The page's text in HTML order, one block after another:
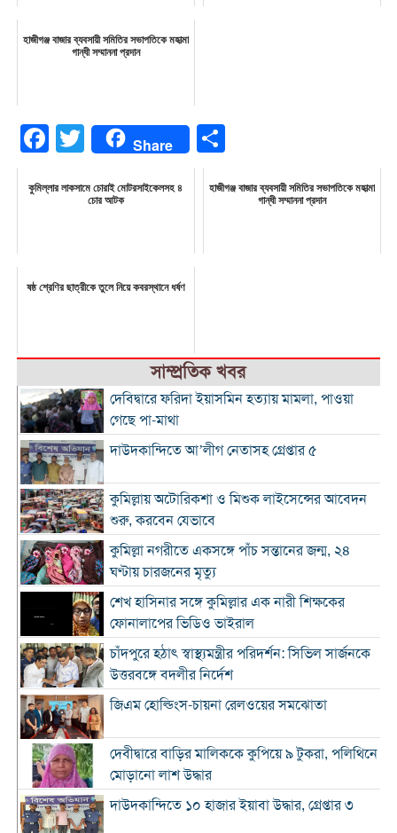
হাজীগঞ্জ বাজার ব্যবসায়ী সমিতির সভাপতিকে মহাত্মা
গান্ধী সম্মাননা প্রদান
Facebook
Twitter Share
কুমিল্লার লাকসামে চোরাই মোটরসাইকেলসহ ৪
চোর আটক
হাজীগঞ্জ বাজার ব্যবসায়ী সমিতির সভাপতিকে মহাত্মা
গান্ধী সম্মাননা প্রদান
ষষ্ঠ শ্রেণির ছাত্রীকে তুলে নিয়ে কবরস্থানে ধর্ষণ
সাম্প্রতিক খবর
দেবিদ্বারে ফরিদা ইয়াসমিন হত্যায় মামলা, পাওয়া
গেছে পা-মাথা
দাউদকান্দিতে আ’লীগ নেতাসহ গ্রেপ্তার ৫
কুমিল্লায় অটোরিকশা ও মিশুক লাইসেন্সের আবেদন
শুরু, করবেন যেভাবে
কুমিল্লা নগরীতে একসঙ্গে পাঁচ সন্তানের জন্ম, ২৪
ঘণ্টায় চারজনের মৃত্যু
শেখ হাসিনার সঙ্গে কুমিল্লার এক নারী শিক্ষকের
ফোনালাপের ভিডিও ভাইরাল
চাঁদপুরে হঠাৎ স্বাস্থ্যমন্ত্রীর পরিদর্শন: সিভিল সার্জনকে
উত্তরবঙ্গে বদলীর নির্দেশ
জিএম হোল্ডিংস-চায়না রেলওয়ের সমঝোতা
দেবীদ্বারে বাড়ির মালিককে কুপিয়ে ৯ টুকরা, পলিথিনে
মোড়ানো লাশ উদ্ধার
দাউদকান্দিতে ১০ হাজার ইয়াবা উদ্ধার, গ্রেপ্তার ৩